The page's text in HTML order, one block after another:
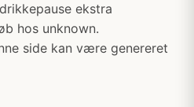
ekstra
hos unknown.
side kan være genereret